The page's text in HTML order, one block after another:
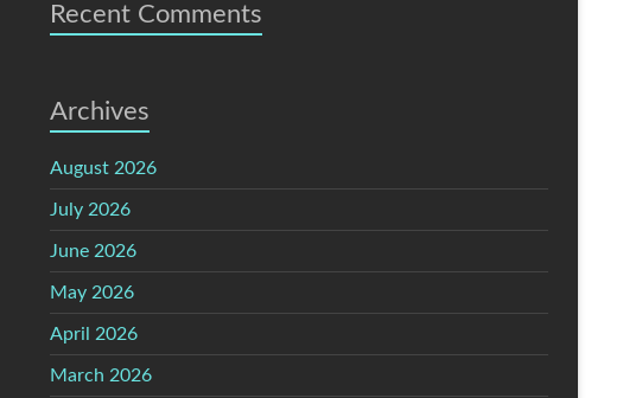
Recent Comments
Archives
August 2026
July 2026
June 2026
May 2026
April 2026
March 2026